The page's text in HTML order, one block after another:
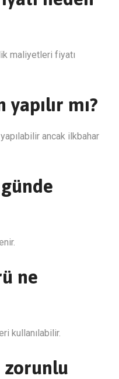
maliyetleri fiyatı
yapılır mı?
ancak ilkbahar
ne
kullanılabilir.
zorunlu